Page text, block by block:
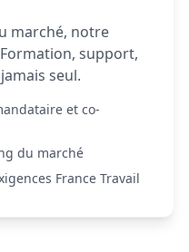
marché, notre
support,
seul.
et co-
du marché
France Travail